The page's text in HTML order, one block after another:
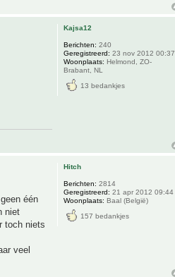
Kajsa12
Berichten: 240
Geregistreerd: 23 nov 2012 00:37
Woonplaats: Helmond, ZO-
Brabant, NL
13 bedankjes
één
niet
toch niets
veel
Hitch
Berichten: 2814
Geregistreerd: 21 apr 2012 09:44
Woonplaats: Baal (België)
157 bedankjes